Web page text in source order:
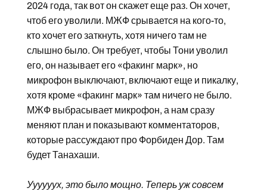
2024 года, так вот он скажет еще раз. Он хочет,
чтоб его уволили. МЖФ срывается на кого-то,
кто хочет его заткнуть, хотя ничего там не
слышно было. Он требует, чтобы Тони уволил
его, он называет его «факинг марк», но
микрофон выключают, включают еще и пикалку,
хотя кроме «факинг марк» там ничего не было.
МЖФ выбрасывает микрофон, а нам сразу
меняют план и показывают комментаторов,
которые рассуждают про Форбиден Дор. Там
будет Танахаши.
Уууууух, это было мощно. Теперь уж совсем